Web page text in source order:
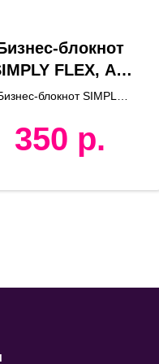
блокнот
FLEX, А5,
голубой,
линейку
блокнот SIMPLY
блок, в линейку
350 р.